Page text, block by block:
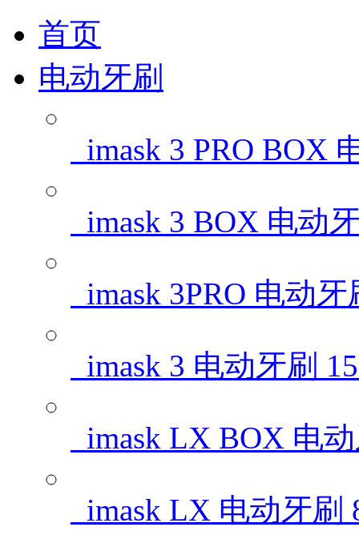
首页
电动牙刷
imask 3 PRO BOX
imask 3 BOX 电动
imask 3PRO 电动牙
imask 3 电动牙刷
imask LX BOX 电
imask LX 电动牙刷